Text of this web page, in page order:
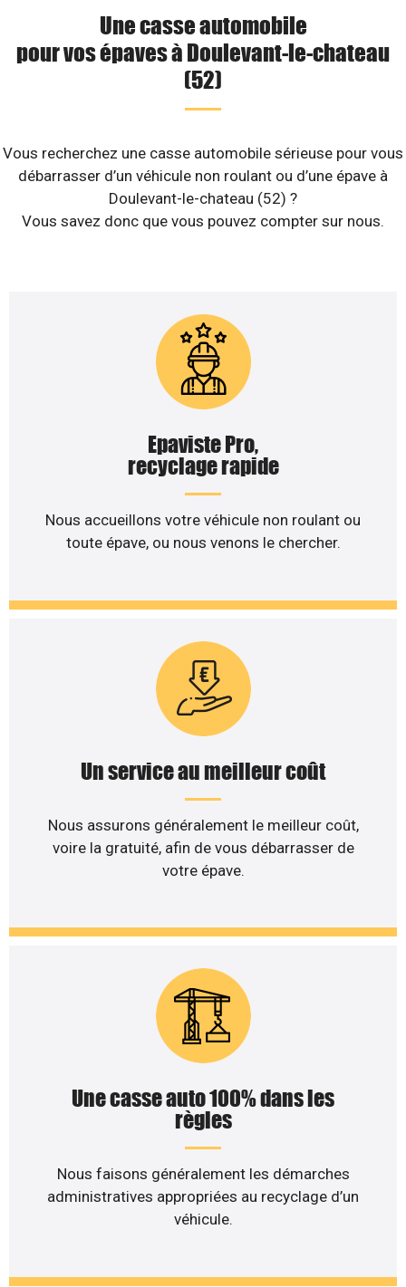
Une casse automobile
pour vos épaves à Doulevant-le-chateau
(52)
Vous recherchez une casse automobile sérieuse pour vous
débarrasser d’un véhicule non roulant ou d’une épave à
Doulevant-le-chateau (52) ?
Vous savez donc que vous pouvez compter sur nous.
Epaviste Pro,
recyclage rapide
Nous accueillons votre véhicule non roulant ou
toute épave, ou nous venons le chercher.
Un service au meilleur coût
Nous assurons généralement le meilleur coût,
voire la gratuité, afin de vous débarrasser de
votre épave.
Une casse auto 100% dans les
règles
Nous faisons généralement les démarches
administratives appropriées au recyclage d’un
véhicule.